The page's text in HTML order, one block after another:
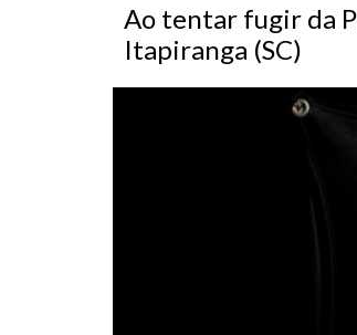
Ao tentar fugir da
Itapiranga (SC)